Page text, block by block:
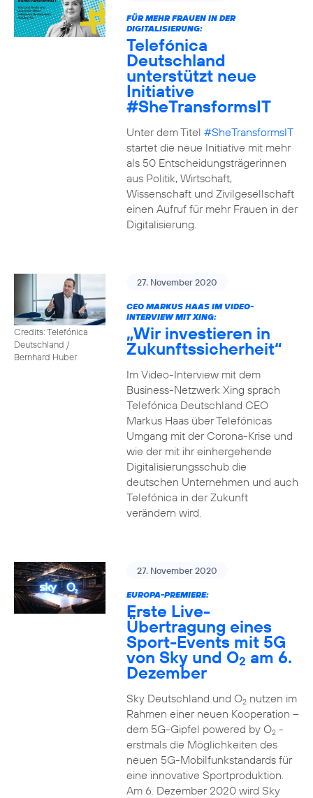
FÜR MEHR FRAUEN IN DER
DIGITALISIERUNG:
Telefónica
Deutschland
unterstützt neue
Initiative
#SheTransformsIT
Unter dem Titel #SheTransformsIT
startet die neue Initiative mit mehr
als 50 Entscheidungsträgerinnen
aus Politik, Wirtschaft,
Wissenschaft und Zivilgesellschaft
einen Aufruf für mehr Frauen in der
Digitalisierung.
Credits: Telefónica
Deutschland /
Bernhard Huber
27. November 2020
CEO MARKUS HAAS IM VIDEO-
INTERVIEW MIT XING:
„Wir investieren in
Zukunftssicherheit“
Im Video-Interview mit dem
Business-Netzwerk Xing sprach
Telefónica Deutschland CEO
Markus Haas über Telefónicas
Umgang mit der Corona-Krise und
wie der mit ihr einhergehende
Digitalisierungsschub die
deutschen Unternehmen und auch
Telefónica in der Zukunft
verändern wird.
27. November 2020
EUROPA-PREMIERE:
Erste Live-
Übertragung eines
Sport-Events mit 5G
von Sky und O2 am 6.
Dezember
Sky Deutschland und O2nutzen im
Rahmen einer neuen Kooperation –
dem 5G-Gipfel powered by O2-
erstmals die Möglichkeiten des
neuen 5G-Mobilfunkstandards für
eine innovative Sportproduktion.
Am 6. Dezember 2020 wird Sky